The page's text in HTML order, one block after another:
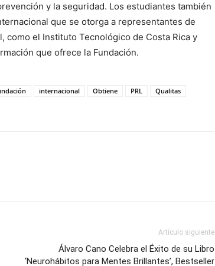
y la seguridad. Los estudiantes también
que se otorga a representantes de
el Instituto Tecnológico de Costa Rica y
que ofrece la Fundación.
internacional Obtiene PRL
Qualitas
Artículo siguiente
Álvaro Cano Celebra el Éxito de su Libro
‘Neurohábitos para Mentes Brillantes’, Bestseller